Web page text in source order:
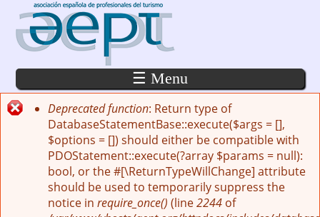
Pasar al contenido principal
☰ Menu
Mensaje de error
Deprecated function: Return type of
DatabaseStatementBase::execute($args = [],
$options = []) should either be compatible with
PDOStatement::execute(?array $params = null):
bool, or the #[\ReturnTypeWillChange] attribute
should be used to temporarily suppress the
notice in require_once() (line2244 of